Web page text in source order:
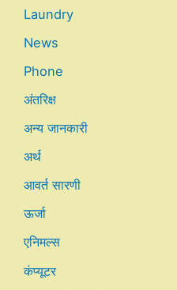
Laundry
News
Phone
अंतरिक्ष
अन्य जानकारी
अर्थ
आवर्त सारणी
ऊर्जा
एनिमल्स
कंप्यूटर